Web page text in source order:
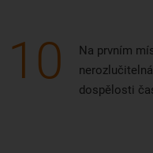
10
Na prvním
dospělosti